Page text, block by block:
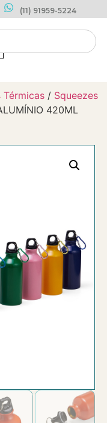
(11) 91959-5224
Térmicas / Squeezes
420ML